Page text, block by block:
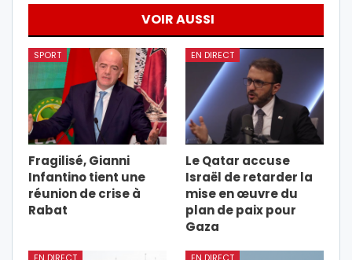
VOIR AUSSI
SPORT
Fragilisé, Gianni
Infantino tient une
réunion de crise à
Rabat
EN DIRECT
Le Qatar accuse
Israël de retarder la
mise en œuvre du
plan de paix pour
Gaza